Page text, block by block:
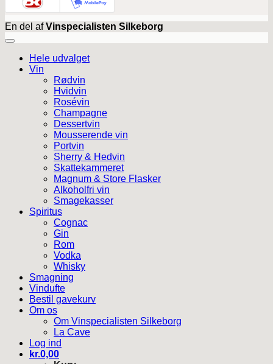
En del afVinspecialisten Silkeborg
Hele udvalget
Vin
Rødvin
Hvidvin
Rosévin
Champagne
Dessertvin
Mousserende vin
Portvin
Sherry & Hedvin
Skattekammeret
Magnum & Store Flasker
Alkoholfri vin
Smagekasser
Spiritus
Cognac
Gin
Rom
Vodka
Whisky
Smagning
Vindufte
Bestil gavekurv
Om os
Om Vinspecialisten Silkeborg
La Cave
Log ind
kr.0,00